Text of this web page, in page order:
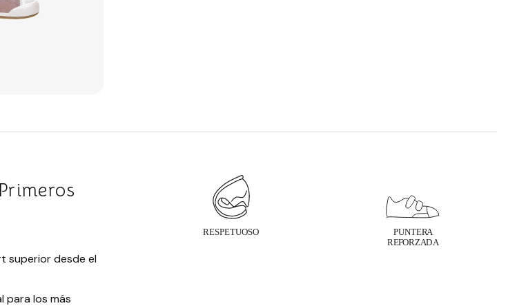
superior desde el
para los más